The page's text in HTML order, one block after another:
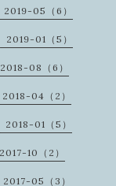
2019-05（6）
2019-01（5）
2018-08（6）
2018-04（2）
2018-01（5）
2017-10（2）
2017-05（3）